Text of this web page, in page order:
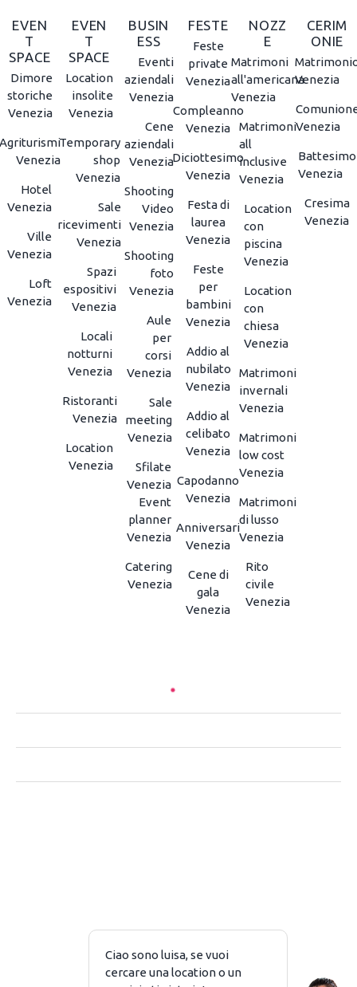
EVEN
T
SPACE
Dimore
storiche
Venezia
Venezia
Hotel
Venezia
Ville
Venezia
Loft
Venezia
EVEN
T
SPACE
Location
insolite
Venezia
Temporary
shop
Venezia
Sale
ricevimenti
Venezia
Spazi
espositivi
Venezia
Locali
notturni
Venezia
Ristoranti
Venezia
Location
Venezia
BUSIN
ESS
Eventi
aziendali
Venezia
Cene
aziendali
Venezia
Shooting
Video
Venezia
Shooting
foto
Venezia
Aule
per
corsi
Venezia
Sale
meeting
Venezia
Sfilate
Venezia
Event
planner
Venezia
Catering
Venezia
FESTE
Feste
private
Venezia
Compleanno
Venezia
Diciottesimo
Venezia
Festa di
laurea
Venezia
Feste
per
bambini
Venezia
Addio al
nubilato
Venezia
Addio al
celibato
Venezia
Capodanno
Venezia
Anniversari
Venezia
Cene di
gala
Venezia
NOZZ
E
Matrimoni
all'americana
Venezia
Matrimoni
all
inclusive
Venezia
Location
con
piscina
Venezia
Location
con
chiesa
Venezia
Matrimoni
invernali
Venezia
Matrimoni
low cost
Venezia
Matrimoni
di lusso
Venezia
Rito
civile
Venezia
CERIM
ONIE
Venezia
Venezia
Battesimo
Venezia
Cresima
Venezia
CHI SIAMO
CONTATTACI
PRIVACY
Copyright © 2026 ASK4 SRL P. IVA 10368380969